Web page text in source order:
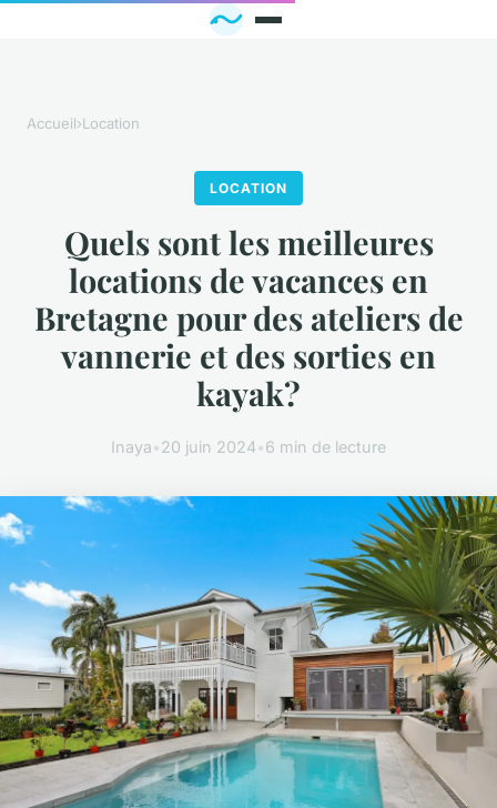
Accueil›Location
LOCATION
Quels sont les meilleures
locations de vacances en
Bretagne pour des ateliers de
vannerie et des sorties en
kayak?
Inaya•20 juin 2024•6 min de lecture